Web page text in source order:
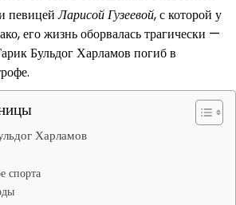
певицейЛарисой Гузеевой, с которой у
его жизнь оборвалась трагически —
Бульдог Харламов погиб в
Харламов
спорта